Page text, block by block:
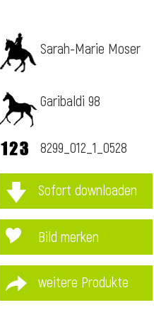
Sarah-Marie Moser
Garibaldi 98
8299_012_1_0528
Sofort downloaden
Bild merken
weitere Produkte